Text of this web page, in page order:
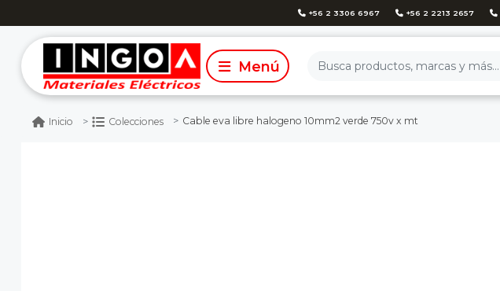
+56 2 3306 6967 +56 2 2213 2657
Inicio Colecciones Cable eva libre halogeno 10mm2 verde 750v x mt